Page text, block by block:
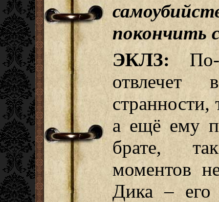
покончить
ЭКЛЗ: По-
отвлечет
странности,
а ещё ему
брате,
моментов
Дика – его